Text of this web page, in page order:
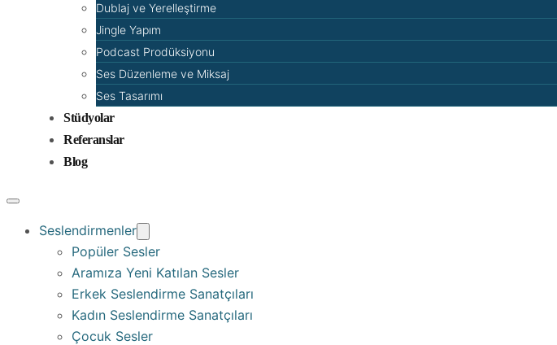
Dublaj ve Yerelleştirme
Jingle Yapım
Podcast Prodüksiyonu
Ses Düzenleme ve Miksaj
Ses Tasarımı
Stüdyolar
Referanslar
Blog
Seslendirmenler
Popüler Sesler
Aramıza Yeni Katılan Sesler
Erkek Seslendirme Sanatçıları
Kadın Seslendirme Sanatçıları
Çocuk Sesler